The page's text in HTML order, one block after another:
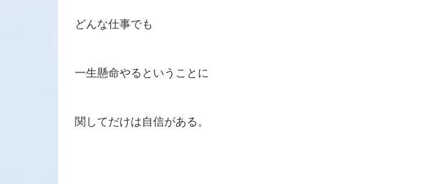
どんな仕事でも
一生懸命やるということに
関してだけは自信がある。